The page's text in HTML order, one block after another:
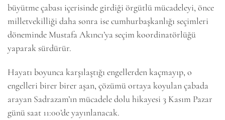
büyütme çabası içerisinde girdiği örgütlü mücadeleyi, önce
milletvekilliği daha sonra ise cumhurbaşkanlığı seçimleri
döneminde Mustafa Akıncı’ya seçim koordinatörlüğü
yaparak sürdürür.
Hayatı boyunca karşılaştığı engellerden kaçmayıp, o
engelleri birer birer aşan, çözümü ortaya koyulan çabada
arayan Sadrazam’ın mücadele dolu hikayesi 3 Kasım Pazar
günü saat 11:00’de yayınlanacak.